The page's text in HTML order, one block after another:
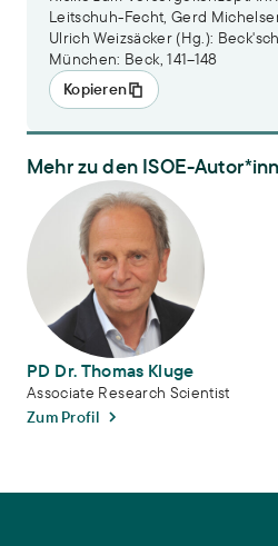
Leitschuh-Fecht, Gerd
Ulrich Weizsäcker (Hg.):
München: Beck, 141–148
Kopieren
Mehr zu den ISOE-
PD Dr. Thomas Kluge
PD Dr. Thomas Kluge
Associate Research Scientist
Zum Profil